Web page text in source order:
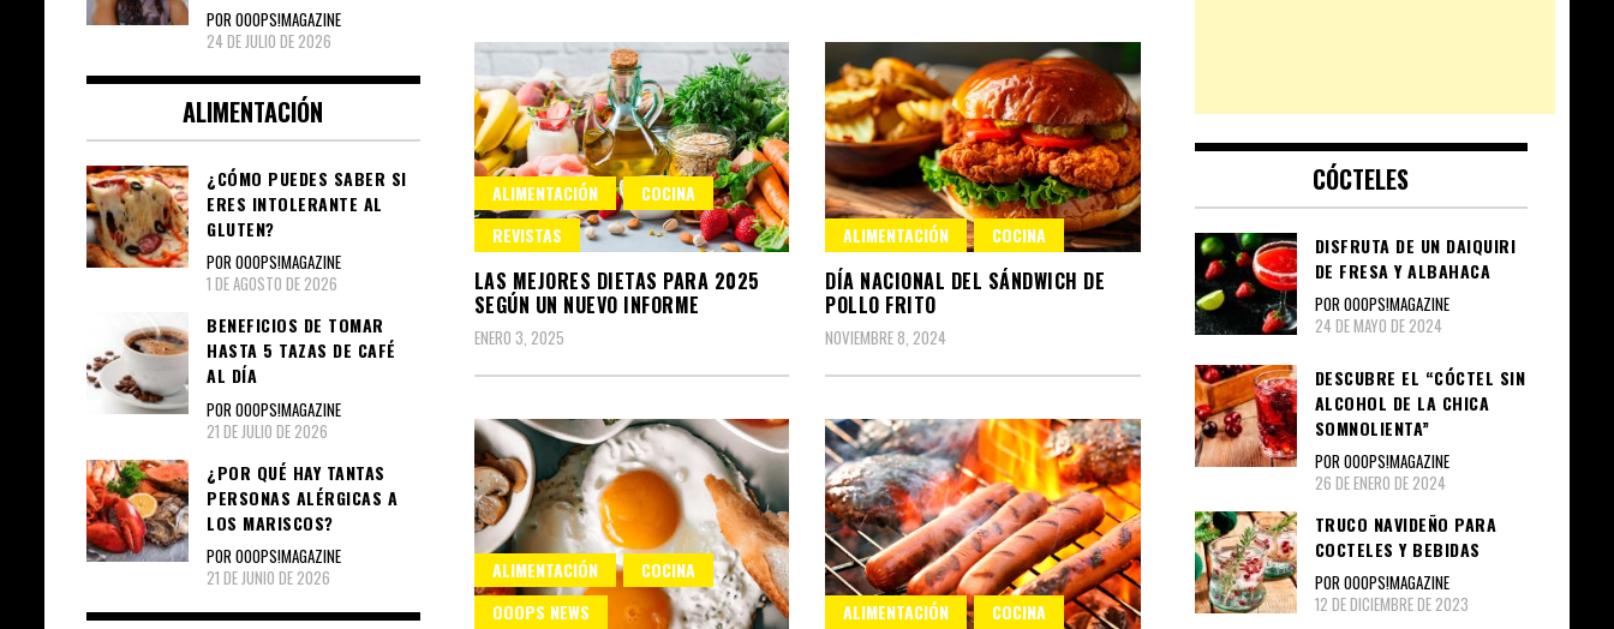
ALIMENTACIÓN
COCINA
REVISTAS
LAS MEJORES DIETAS PARA 2025
SEGÚN UN NUEVO INFORME
ENERO 3, 2025
ALIMENTACIÓN COCINA
DÍA NACIONAL DEL SÁNDWICH DE
POLLO FRITO
NOVIEMBRE 8, 2024
ALIMENTACIÓN
COCINA
OOOPS NEWS
ALIMENTACIÓN COCINA
POR OOOPS!MAGAZINE
24 DE JULIO DE 2026
ALIMENTACIÓN
¿CÓMO PUEDES SABER SI
ERES INTOLERANTE AL
GLUTEN?
POR OOOPS!MAGAZINE
1 DE AGOSTO DE 2026
BENEFICIOS DE TOMAR
HASTA 5 TAZAS DE CAFÉ
AL DÍA
POR OOOPS!MAGAZINE
21 DE JULIO DE 2026
¿POR QUÉ HAY TANTAS
PERSONAS ALÉRGICAS A
LOS MARISCOS?
POR OOOPS!MAGAZINE
21 DE JUNIO DE 2026
CÓCTELES
DISFRUTA DE UN DAIQUIRI
DE FRESA Y ALBAHACA
POR OOOPS!MAGAZINE
24 DE MAYO DE 2024
DESCUBRE EL “CÓCTEL SIN
ALCOHOL DE LA CHICA
SOMNOLIENTA”
POR OOOPS!MAGAZINE
26 DE ENERO DE 2024
TRUCO NAVIDEÑO PARA
COCTELES Y BEBIDAS
POR OOOPS!MAGAZINE
12 DE DICIEMBRE DE 2023